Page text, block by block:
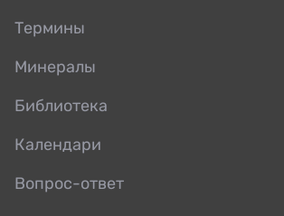
Термины
Минералы
Библиотека
Календари
Вопрос-ответ